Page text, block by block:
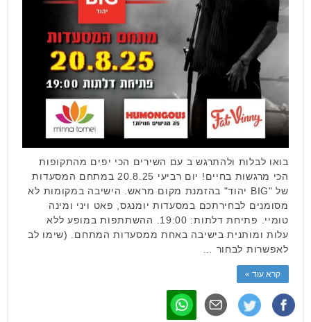
בואו לבלות ולהתרגש ב עם השירים הכי יפים מהתקופות
הכי מרגשות בחיים! יום רביעי 20.8.25 במתחם המסעדות
של "BIG יהוד" בהזמנת מקום מראש. הישיבה במקומות לא
מסומנים לבחירתכם במסעדות יומנגס, פאט ויני ומינה
טומיי. פתיחת דלתות: 19:00. ההשתתפות במופע ללא
עלות ומותנית בישיבה באחת ממסעדות המתחם. (שימו לב
לאפשרות לבחור …
קרא עוד »